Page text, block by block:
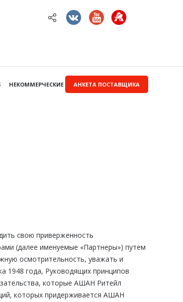
АНКЕТА ПОСТАВЩИКА
НЕКОММЕРЧЕСКИЕ ЗАКУПКИ
свою приверженность
(далее именуемые «Партнеры») путем
осмотрительность, уважать и
1948 года, Руководящих принципов
которые АШАН Ритейл
которых придерживается АШАН